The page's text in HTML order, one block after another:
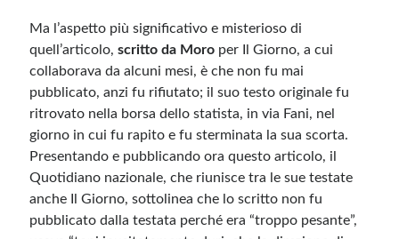
Feed dei contenuti
WordPress.org
Ma l’aspetto più significativo e misterioso di
quell’articolo,scritto da Moro per Il Giorno, a cui
collaborava da alcuni mesi, è che non fu mai
pubblicato, anzi fu rifiutato; il suo testo originale fu
ritrovato nella borsa dello statista, in via Fani, nel
giorno in cui fu rapito e fu sterminata la sua scorta.
Presentando e pubblicando ora questo articolo, il
Quotidiano nazionale, che riunisce tra le sue testate
anche Il Giorno, sottolinea che lo scritto non fu
pubblicato dalla testata perché era “troppo pesante”,